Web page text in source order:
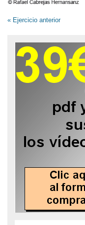
« Ejercicio anterior